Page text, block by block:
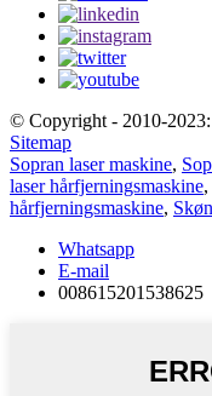
© Copyright - 2010-
Sitemap
Sopran laser maskine,
laser hårfjerningsmaskine,
hårfjerningsmaskine,
Whatsapp
E-mail
008615201538625